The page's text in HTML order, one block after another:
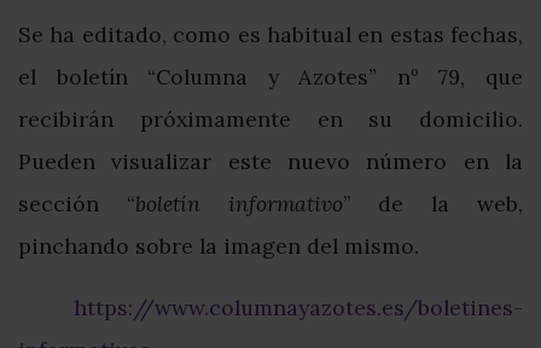
Se ha editado, como es habitual en estas fechas,
el boletín “Columna y Azotes” nº 79, que
recibirán próximamente en su domicilio.
Pueden visualizar este nuevo número en la
sección “boletín informativo” de la web,
pinchando sobre la imagen del mismo.
https://www.columnayazotes.es/boletines-